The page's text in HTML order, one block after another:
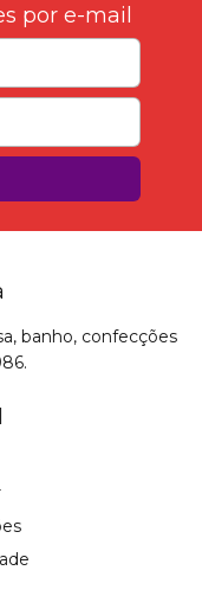
por e-mail
banho, confecções